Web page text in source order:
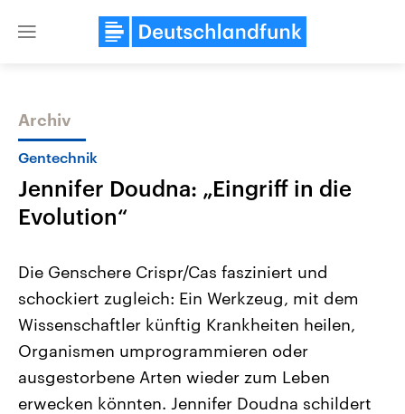
Close
Themen
Landtagswahl Sachsen-Anhalt
2026
Alle Informationen
Sachsen-Anhalt wählt am 6.
September 2026 einen neuen
Landtag. Seit 2021 wird das
Bundesland von einer Koalition aus
USA
Aktuelle Beiträge,
Hintergründe
Wirtschaftlich und
gehören die Vereinigten
den mächtigsten Ländern
mit großem Einfluss auf
Archiv
Gentechnik
Jennifer Doudna: „Eingriff in die
Evolution“
Die Genschere Crispr/Cas fasziniert und
schockiert zugleich: Ein Werkzeug, mit dem
Wissenschaftler künftig Krankheiten heilen,
Organismen umprogrammieren oder
ausgestorbene Arten wieder zum Leben
erwecken könnten. Jennifer Doudna schildert